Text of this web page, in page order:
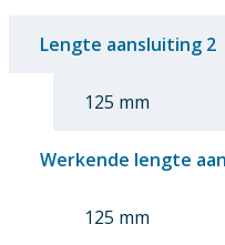
Lengte aansluiting 2
125 mm
Werkende lengte
125 mm